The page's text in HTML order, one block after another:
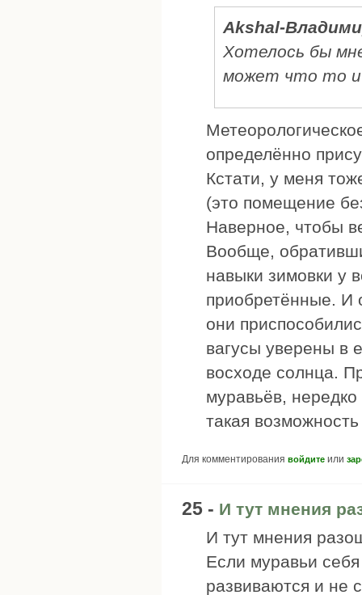
Akshal-
Хотелось бы
может что то
определённо
Кстати, у меня
(это помещение
Наверное, чтобы
Вообще,
навыки зимовки у
приобретённые. И
они
вагусы уверены в
восходе солнца.
муравьёв,
такая
Для комментирования войдите или
25 - И тут мнения
И тут мнения
Если муравьи
развиваются и не